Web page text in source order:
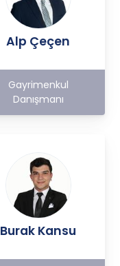
Alp Çeçen
Gayrimenkul
Danışmanı
Burak Kansu